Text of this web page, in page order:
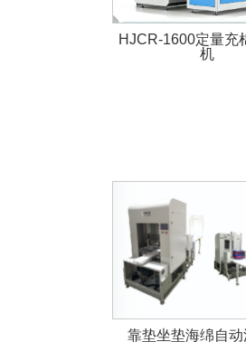
HJCR-1600定量充
机
靠垫坐垫海绵自